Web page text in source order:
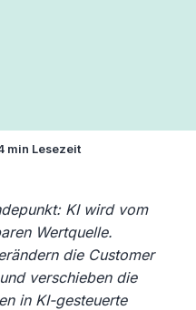
min Lesezeit
KI wird vom
Wertquelle.
die Customer
verschieben die
in KI-gesteuerte